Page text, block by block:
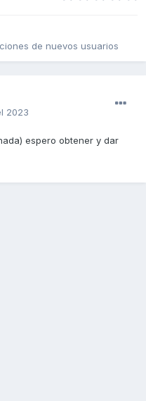
de nuevos usuarios
2023
espero obtener y dar